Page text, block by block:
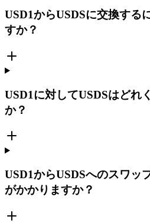
USD1からUSDSに交換する
すか？
USD1に対してUSDSはどれ
か？
USD1からUSDSへのスワッ
がかかりますか？